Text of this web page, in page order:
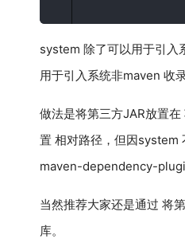
system 除了可以用于引入
用于引入系统非maven 收
做法是将第三方JAR放置
置 相对路径，但因system
maven-dependency-
当然推荐大家还是通过 将
库。